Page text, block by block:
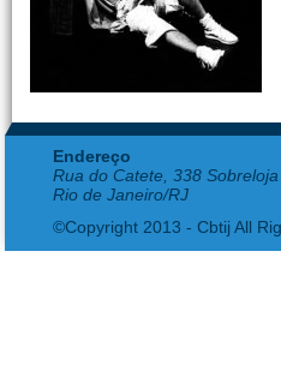
Endereço
Rua do Catete, 338
Rio de Janeiro/RJ
©Copyright 2013 - Cbtij All